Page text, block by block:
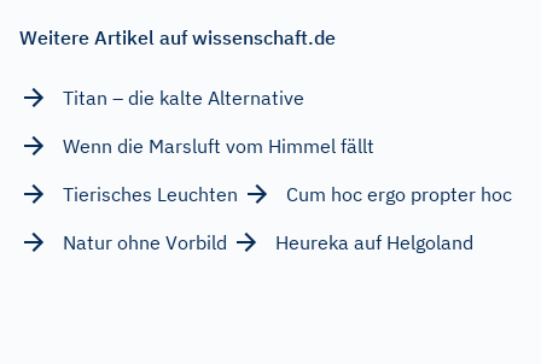
Weitere Artikel auf wissenschaft.de
Titan – die kalte Alternative
Wenn die Marsluft vom Himmel fällt
Tierisches Leuchten
Cum hoc ergo propter hoc
Natur ohne Vorbild
Heureka auf Helgoland